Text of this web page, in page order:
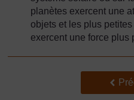
planètes exercent une
objets et les plus
exercent une force plus